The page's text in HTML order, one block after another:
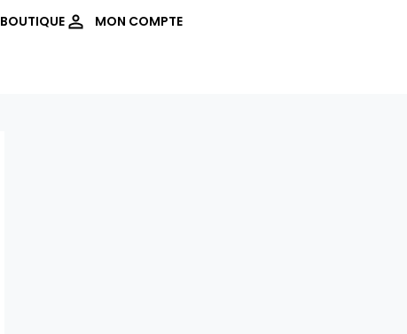
BOUTIQUE MON COMPTE